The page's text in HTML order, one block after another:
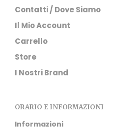
Contatti / Dove Siamo
Il Mio Account
Carrello
Store
I Nostri Brand
ORARIO E INFORMAZIONI
Informazioni